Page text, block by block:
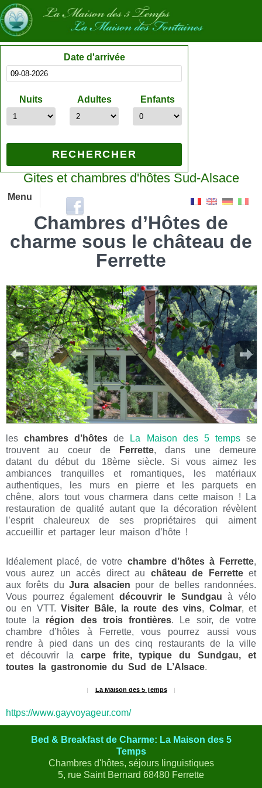
Date d'arrivée
Nuits Adultes Enfants
Gites et chambres d'hôtes Sud-Alsace
Menu
Chambres d’Hôtes de
charme sous le château de
Ferrette
leschambres d’hôtesde La Maison des 5 tempsse
trouvent au coeur de
Ferrette, dans une demeure
datant du début du 18ème siècle. Si vous aimez les
ambiances tranquilles et romantiques, les matériaux
authentiques, les murs en pierre et les parquets en
chêne, alors tout vous charmera dans cette maison ! La
restauration de qualité autant que la décoration révèlent
l’esprit chaleureux de ses propriétaires qui aiment
accueillir et partager leur maison d’hôte !
Idéalement placé, de votre chambre d’hôtes à Ferrette,
vous aurez un accès direct au château de Ferretteet
aux forêts du Jura alsacien pour de belles randonnées.
Vous pourrez égalementdécouvrir le Sundgau à vélo
ou en VTT.Visiter Bâle, la route des vins, Colmar, et
toute la région des trois frontières. Le soir, de votre
chambre d’hôtes à Ferrette, vous pourrez aussi vous
rendre à pied dans un des cinq restaurants de la ville
et découvrir la carpe frite, typique du Sundgau, et
toutes la gastronomie du Sud de L’Alsace.
La Maison des 5 Temps
https://www.gayvoyageur.com/
Bed & Breakfast de Charme: La Maison des 5
Temps
Chambres d'hôtes, séjours linguistiques
5, rue Saint Bernard 68480 Ferrette